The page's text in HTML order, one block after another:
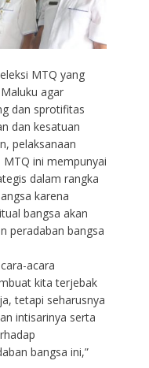
MTQ yang
agar
dan sprotifitas
dan kesatuan
pelaksanaan
ini mempunyai
dalam rangka
karena
bangsa akan
peradaban bangsa
acara
kita terjebak
tetapi seharusnya
intisarinya serta
bangsa ini,”